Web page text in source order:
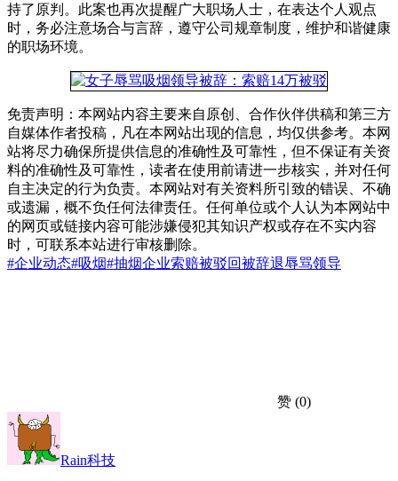
持了原判。此案也再次提醒广大职场人士，在表达个人观点
时，务必注意场合与言辞，遵守公司规章制度，维护和谐健康
的职场环境。
免责声明：本网站内容主要来自原创、合作伙伴供稿和第三方
自媒体作者投稿，凡在本网站出现的信息，均仅供参考。本网
站将尽力确保所提供信息的准确性及可靠性，但不保证有关资
料的准确性及可靠性，读者在使用前请进一步核实，并对任何
自主决定的行为负责。本网站对有关资料所引致的错误、不确
或遗漏，概不负任何法律责任。任何单位或个人认为本网站中
的网页或链接内容可能涉嫌侵犯其知识产权或存在不实内容
时，可联系本站进行审核删除。
#企业动态#吸烟#抽烟企业索赔被驳回被辞退辱骂领导
赞 (0)
Rain科技